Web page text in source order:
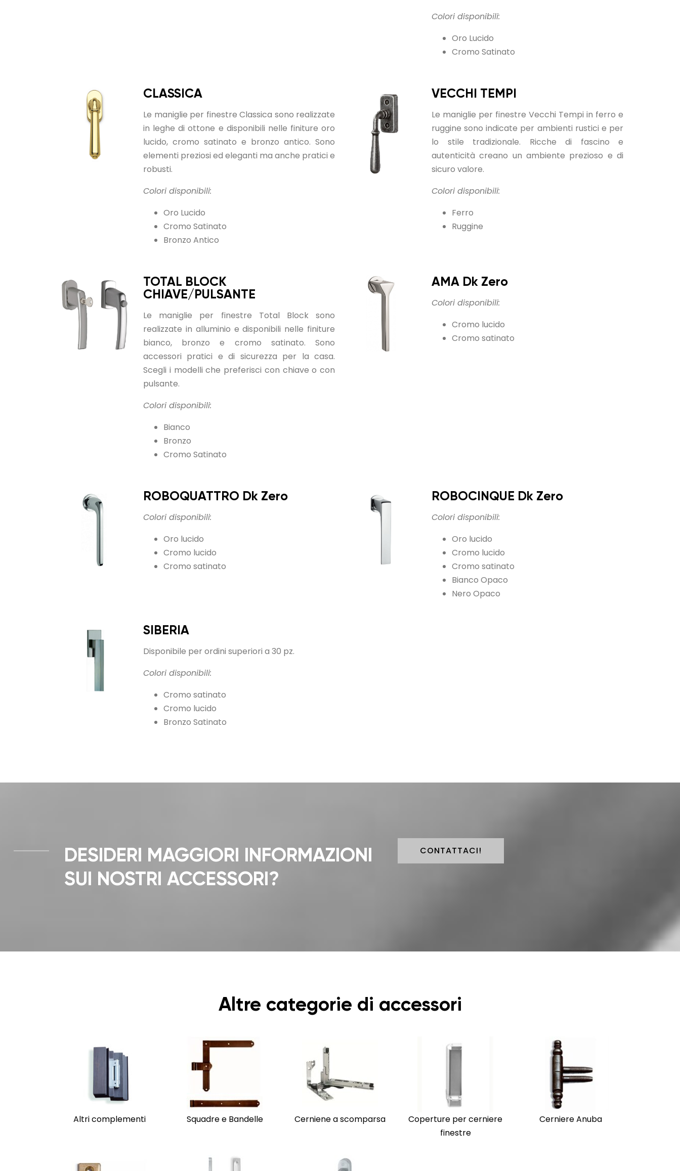
Colori disponibili:
Oro Lucido
Cromo Satinato
CLASSICA
Le maniglie per finestre Classica sono realizzate
in leghe di ottone e disponibili nelle finiture oro
lucido, cromo satinato e bronzo antico. Sono
elementi preziosi ed eleganti ma anche pratici e
robusti.
Colori disponibili:
Oro Lucido
Cromo Satinato
Bronzo Antico
VECCHI TEMPI
Le maniglie per finestre Vecchi Tempi in ferro e
ruggine sono indicate per ambienti rustici e per
lo stile tradizionale. Ricche di fascino e
autenticità creano un ambiente prezioso e di
sicuro valore.
Colori disponibili:
Ferro
Ruggine
TOTAL BLOCK
CHIAVE/PULSANTE
Le maniglie per finestre Total Block sono
realizzate in alluminio e disponibili nelle finiture
bianco, bronzo e cromo satinato. Sono
accessori pratici e di sicurezza per la casa.
Scegli i modelli che preferisci con chiave o con
pulsante.
Colori disponibili:
Bianco
Bronzo
Cromo Satinato
AMA Dk Zero
Colori disponibili:
Cromo lucido
Cromo satinato
ROBOQUATTRO Dk Zero
Colori disponibili:
Oro lucido
Cromo lucido
Cromo satinato
ROBOCINQUE Dk Zero
Colori disponibili:
Oro lucido
Cromo lucido
Cromo satinato
Bianco Opaco
Nero Opaco
SIBERIA
Disponibile per ordini superiori a 30 pz.
Colori disponibili:
Cromo satinato
Cromo lucido
Bronzo Satinato
DESIDERI MAGGIORI INFORMAZIONI
SUI NOSTRI ACCESSORI?
CONTATTACI!
Altre categorie di accessori
Altri complementi Squadre e Bandelle Cerniene a scomparsa
Coperture per cerniere
finestre
Cerniere Anuba